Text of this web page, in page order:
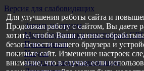
Версия для слабовидящих
Запись на прием
Меры поддержки участникам
Пресс-центр
Услуги
Услуги в электронном виде
Для улучшения работы сайта и
Продолжая работу с сайтом, Вы даете
хотите, чтобы Ваши данные
безопасности вашего браузера и
покиньте сайт. Изменение настроек
внимание, что в случае, если